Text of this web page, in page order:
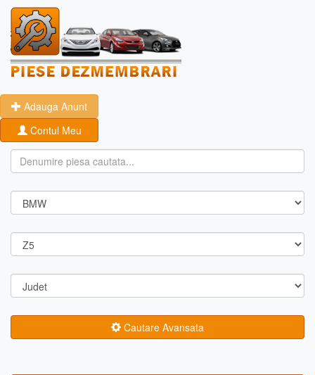
Adauga Anunt
Contul Meu
Cautare Avansata